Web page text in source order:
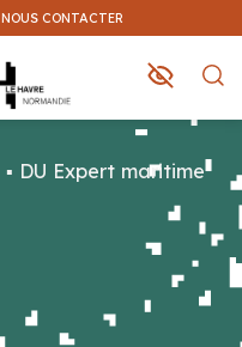
NOUS CONTACTER
▪ DU Expert maritime